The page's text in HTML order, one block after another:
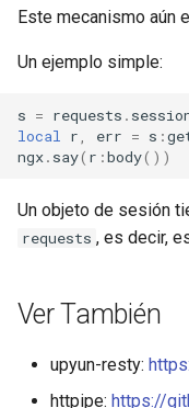
Este mecanismo aún
Un ejemplo simple:
s = requests .
local
r err = s :
ngx. say( r :body())
Un objeto de sesión
requests , es decir,
Ver También
upyun-resty:
httpipe: https://